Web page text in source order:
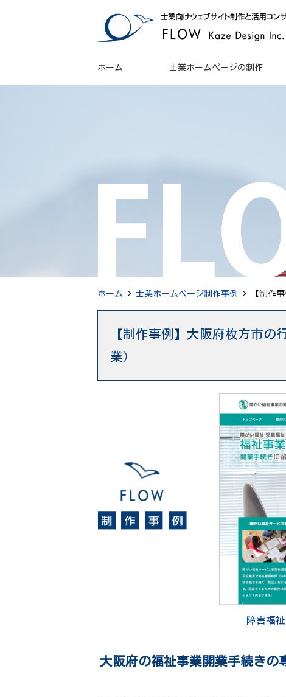
ホーム 士業ホームページの制作
ホーム > 士業ホームページ制作事例 > 【制作事
【制作事例】大阪府枚方市の
業）
障害福
大阪府の福祉事業開業手続きの